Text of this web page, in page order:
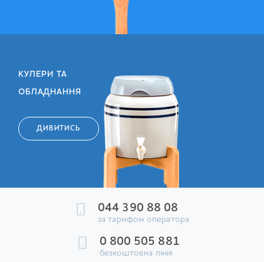
КУЛЕРИ ТА
ОБЛАДНАННЯ
ДИВИТИСЬ
044 390 88 08
за тарифом оператора
0 800 505 881
безкоштовна лінія